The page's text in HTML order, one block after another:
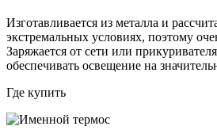
Изготавливается из металла и
экстремальных условиях, поэтому
Заряжается от сети или
обеспечивать освещение на
Где купить